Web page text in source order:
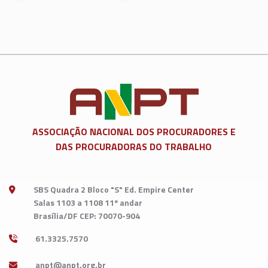
ASSOCIAÇÃO NACIONAL DOS PROCURADORES E
DAS PROCURADORAS DO TRABALHO
SBS Quadra 2 Bloco "S" Ed. Empire Center
Salas 1103 a 1108 11º andar
Brasília/DF CEP: 70070-904
61.3325.7570